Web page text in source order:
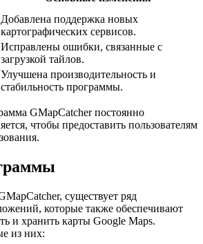
Добавлена поддержка новых
картографических сервисов.
Исправлены ошибки, связанные с
загрузкой тайлов.
Улучшена производительность и
стабильность программы.
GMapCatcher постоянно
чтобы предоставить пользователям
существует ряд
которые также обеспечивают
и хранить карты Google Maps.
из них: